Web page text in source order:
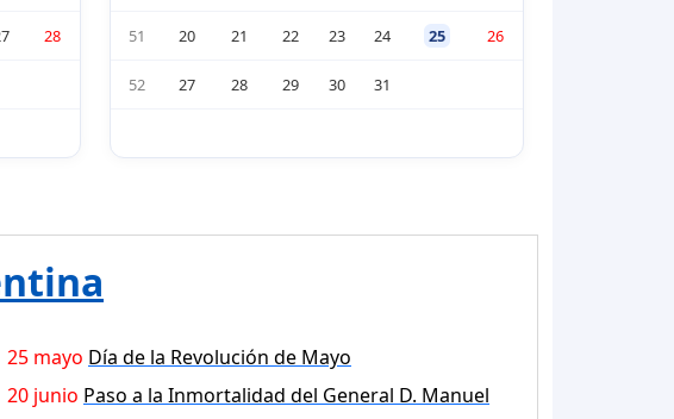
28 51 20 21 22 23 24 25 26
52 27 28 29 30 31
25 mayo Día de la Revolución de Mayo
20 junio Paso a la Inmortalidad del General D. Manuel